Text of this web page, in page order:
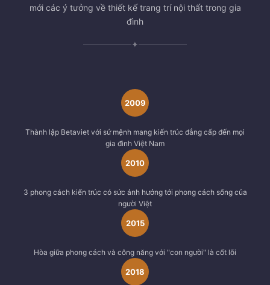
mới các ý tưởng về thiết kế trang trí nội thất trong gia
đình
✦
2009
Thành lập Betaviet với sứ mệnh mang kiến trúc đẳng cấp đến mọi
gia đình Việt Nam
2010
3 phong cách kiến trúc có sức ảnh hưởng tới phong cách sống của
người Việt
2015
Hòa giữa phong cách và công năng với "con người" là cốt lõi
2018